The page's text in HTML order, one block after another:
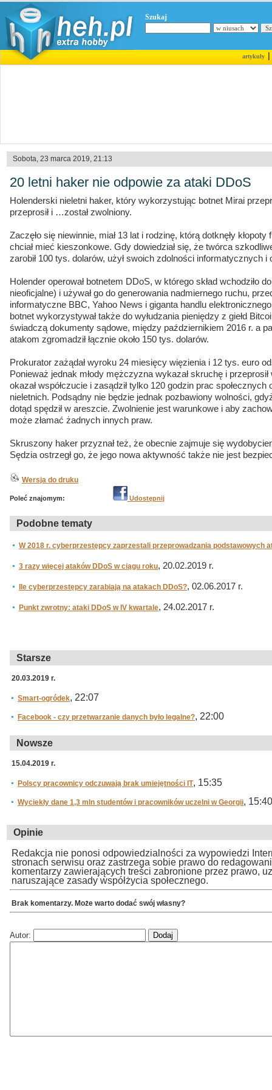
Szukaj
artykuły|
Sobota, 23 marca 2019, 21:13
20 letni haker nie odpowie za ataki DDoS
Holenderski nieletni haker, który wykorzystując botnet Mirai
przeprosił i …został zwolniony.
Zaczęło się niewinnie, miał 13 lat i rodzinę, którą dotknęły kłopoty
chciał mieć kieszonkowe. Gdy dowiedział się, że twórca
zarobił 100 tys. dolarów, użył swoich zdolności informatycznych i
Holender operował botnetem DDoS, w którego skład wchodziło
nieoficjalne) i używał go do generowania nadmiernego ruchu,
informatyczne BBC, Yahoo News i giganta handlu
botnet wykorzystywał także do wyłudzania pieniędzy z giełd
świadczą dokumenty sądowe, między październikiem 2016 r. a
atakom zgromadził łącznie około 150 tys. dolarów.
Prokurator zażądał wyroku 24 miesięcy więzienia i 12 tys. euro
Ponieważ jednak młody mężczyzna wykazał skruchę i
okazał współczucie i zasądził tylko 120 godzin prac
nieletnich. Podsądny nie będzie jednak pozbawiony wolności,
dotąd spędził w areszcie. Zwolnienie jest warunkowe i aby
może złamać żadnych innych praw.
Skruszony haker przyznał też, że obecnie zajmuje się
Sędzia ostrzegł go, że jego nowa aktywność także nie jest
Wersja do druku
Poleć znajomym: Udostępnij
Podobne tematy
W 2018 r. cyberprzestępcy zaprzestali przeprowadzania podstawowych
3 razy więcej ataków DDoS w ciągu roku, 20.02.2019 r.
Ile cyberprzestępcy zarabiają na atakach DDoS?, 02.06.2017 r.
Punkt zwrotny: ataki DDoS w IV kwartale, 24.02.2017 r.
Starsze
20.03.2019 r.
Smart-ogródek, 22:07
Facebook - czy przetwarzanie danych było legalne?, 22:00
Nowsze
15.04.2019 r.
Polscy pracownicy odczuwają brak umiejętności IT, 15:35
Wyciekły dane 1,3 mln studentów i pracowników uczelni w Georgii, 15:40
Opinie
Redakcja nie ponosi odpowiedzialności za wypowiedzi
stronach serwisu oraz zastrzega sobie prawo do
komentarzy zawierających treści zabronione przez prawo,
naruszające zasady współżycia społecznego.
Brak komentarzy. Może warto dodać swój własny?
Autor: